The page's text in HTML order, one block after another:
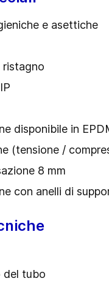
e asettiche
ristagno
disponibile in
(tensione /
8 mm
con anelli di
del tubo